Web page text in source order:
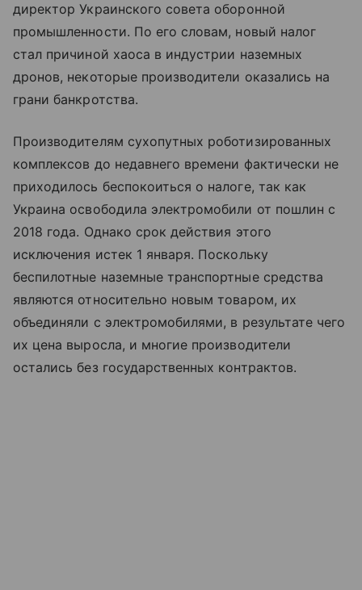
директор Украинского совета оборонной
промышленности. По его словам, новый налог
стал причиной хаоса в индустрии наземных
дронов, некоторые производители оказались на
грани банкротства.
Производителям сухопутных роботизированных
комплексов до недавнего времени фактически не
приходилось беспокоиться о налоге, так как
Украина освободила электромобили от пошлин с
2018 года. Однако срок действия этого
исключения истек 1 января. Поскольку
беспилотные наземные транспортные средства
являются относительно новым товаром, их
объединяли с электромобилями, в результате чего
их цена выросла, и многие производители
остались без государственных контрактов.